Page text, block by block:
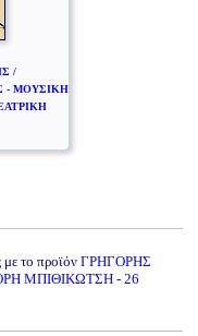
/
- ΜΟΥΣΙΚΗ
το προϊόν ΓΡΗΓΟΡΗΣ
ΜΠΙΘΙΚΩΤΣΗ - 26